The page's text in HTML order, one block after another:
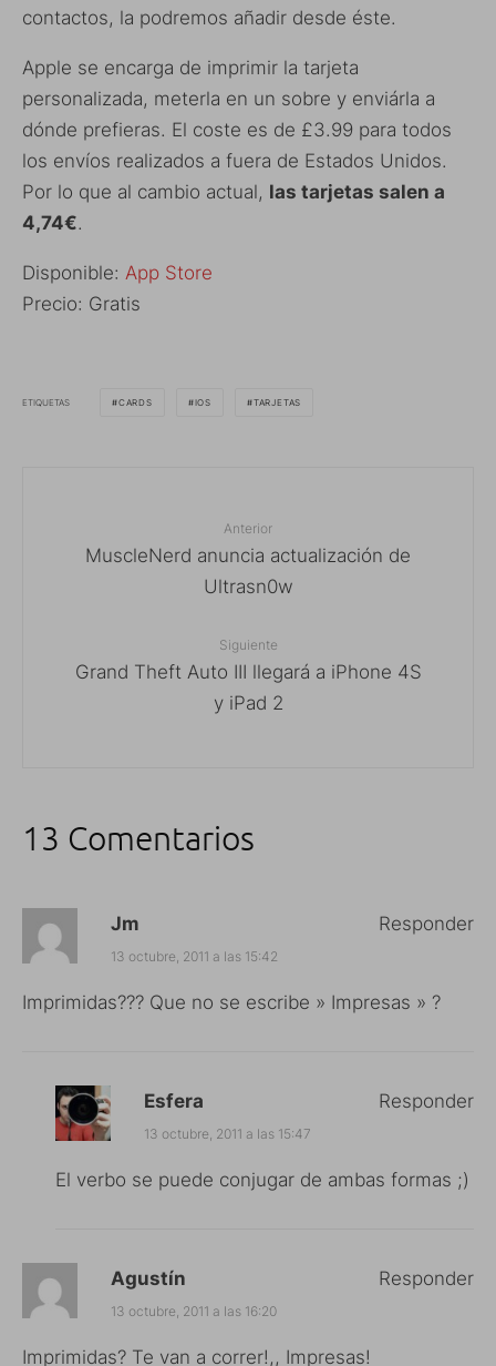
contactos, la podremos añadir desde éste.
Apple se encarga de imprimir la tarjeta
personalizada, meterla en un sobre y enviárla a
dónde prefieras. El coste es de £3.99 para todos
los envíos realizados a fuera de Estados Unidos.
Por lo que al cambio actual, las tarjetas salen a
4,74€.
Disponible: App Store
Precio: Gratis
ETIQUETAS CARDS IOS TARJETAS
Anterior
MuscleNerd anuncia actualización de
Ultrasn0w
Siguiente
Grand Theft Auto III llegará a iPhone 4S
y iPad 2
13 Comentarios
Jm
13 octubre, 2011 a las 15:42
Imprimidas??? Que no se escribe » Impresas » ?
Responder
Esfera
13 octubre, 2011 a las 15:47
El verbo se puede conjugar de ambas formas ;)
Responder
Agustín
13 octubre, 2011 a las 16:20
Imprimidas? Te van a correr!,, Impresas!
Responder